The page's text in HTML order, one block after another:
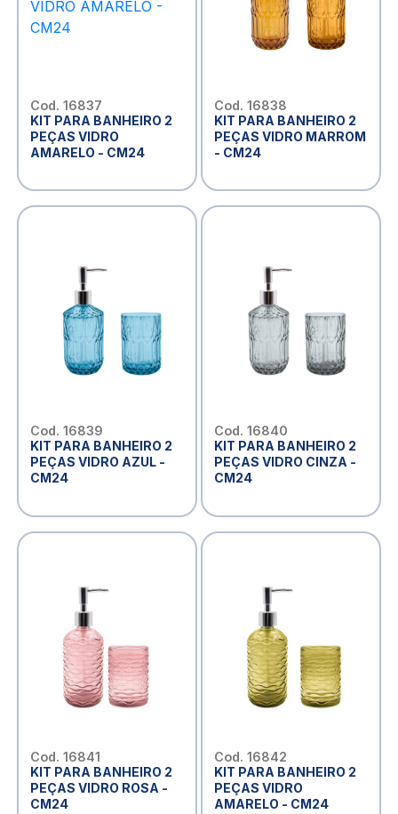
Cod. 16837
KIT PARA BANHEIRO 2
PEÇAS VIDRO
AMARELO - CM24
Cod. 16838
KIT PARA BANHEIRO 2
PEÇAS VIDRO MARROM
- CM24
Cod. 16839
KIT PARA BANHEIRO 2
PEÇAS VIDRO AZUL -
CM24
Cod. 16840
KIT PARA BANHEIRO 2
PEÇAS VIDRO CINZA -
CM24
Cod. 16841
KIT PARA BANHEIRO 2
PEÇAS VIDRO ROSA -
CM24
Cod. 16842
KIT PARA BANHEIRO 2
PEÇAS VIDRO
AMARELO - CM24